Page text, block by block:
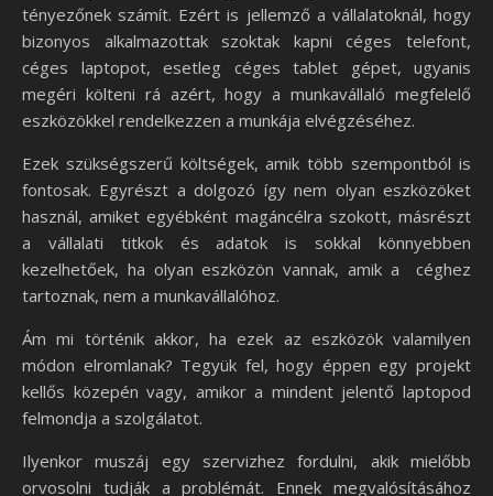
tényezőnek számít. Ezért is jellemző a vállalatoknál, hogy
bizonyos alkalmazottak szoktak kapni céges telefont,
céges laptopot, esetleg céges tablet gépet, ugyanis
megéri költeni rá azért, hogy a munkavállaló megfelelő
eszközökkel rendelkezzen a munkája elvégzéséhez.
Ezek szükségszerű költségek, amik több szempontból is
fontosak. Egyrészt a dolgozó így nem olyan eszközöket
használ, amiket egyébként magáncélra szokott, másrészt
a vállalati titkok és adatok is sokkal könnyebben
kezelhetőek, ha olyan eszközön vannak, amik a céghez
tartoznak, nem a munkavállalóhoz.
Ám mi történik akkor, ha ezek az eszközök valamilyen
módon elromlanak? Tegyük fel, hogy éppen egy projekt
kellős közepén vagy, amikor a mindent jelentő laptopod
felmondja a szolgálatot.
Ilyenkor muszáj egy szervizhez fordulni, akik mielőbb
orvosolni tudják a problémát. Ennek megvalósításához